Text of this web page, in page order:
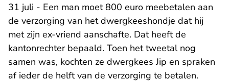
31 juli - Een man moet 800 euro meebetalen aan
de verzorging van het dwergkeeshondje dat hij
met zijn ex-vriend aanschafte. Dat heeft de
kantonrechter bepaald. Toen het tweetal nog
samen was, kochten ze dwergkees Jip en spraken
af ieder de helft van de verzorging te betalen.